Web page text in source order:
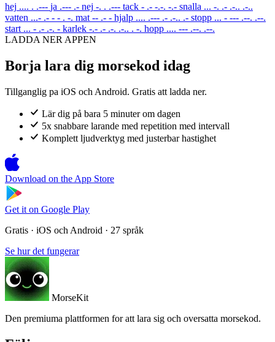
hej .... . .--- ja .--- .- nej -. . .--- tack - .- -.-. -.- snalla ... -. .- .-.. .-..
vatten ...- .- - - . -. mat -- .- - hjalp .... .--- .- .-.. .- stopp ... - --- .--. .--.
start ... - .- .-. - karlek -.- .- .-. .-.. . -. hopp .... --- .--. .--.
LADDA NER APPEN
Borja lara dig morsekod idag
Tillganglig pa iOS och Android. Gratis att ladda ner.
Lär dig på bara 5 minuter om dagen
5x snabbare larande med repetition med intervall
Komplett ljudverktyg med justerbar hastighet
Download on the App Store
Get it on Google Play
Gratis · iOS och Android · 27 språk
Se hur det fungerar
MorseKit
Den premiuma plattformen for att lara sig och oversatta morsekod.